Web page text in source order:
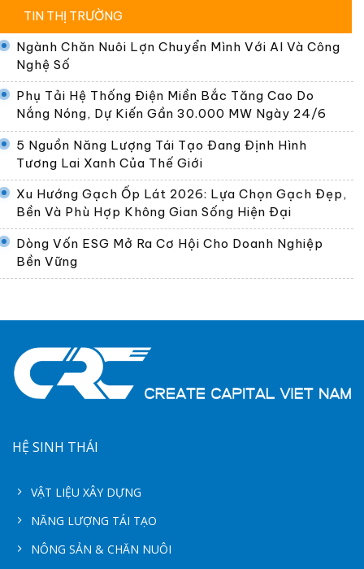
TIN THỊ TRƯỜNG
Ngành Chăn Nuôi Lợn Chuyển Mình Với AI Và Công
Nghệ Số
Phụ Tải Hệ Thống Điện Miền Bắc Tăng Cao Do
Nắng Nóng, Dự Kiến Gần 30.000 MW Ngày 24/6
5 Nguồn Năng Lượng Tái Tạo Đang Định Hình
Tương Lai Xanh Của Thế Giới
Xu Hướng Gạch Ốp Lát 2026: Lựa Chọn Gạch Đẹp,
Bền Và Phù Hợp Không Gian Sống Hiện Đại
Dòng Vốn ESG Mở Ra Cơ Hội Cho Doanh Nghiệp
Bền Vững
HỆ SINH THÁI
VẬT LIỆU XÂY DỰNG
NĂNG LƯỢNG TÁI TẠO
NÔNG SẢN & CHĂN NUÔI